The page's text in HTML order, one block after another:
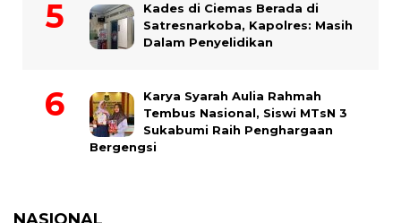
Kades di Ciemas Berada di
Satresnarkoba, Kapolres: Masih
Dalam Penyelidikan
Karya Syarah Aulia Rahmah
Tembus Nasional, Siswi MTsN 3
Sukabumi Raih Penghargaan
Bergengsi